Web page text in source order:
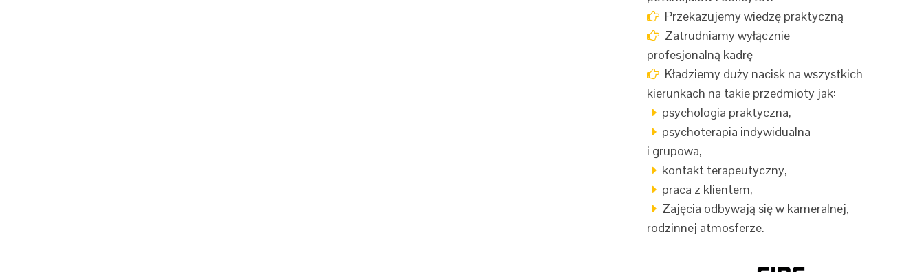
Przekazujemy wiedzę praktyczną
Zatrudniamy wyłącznie
profesjonalną kadrę
Kładziemy duży nacisk na wszystkich
kierunkach na takie przedmioty jak:
psychologia praktyczna,
psychoterapia indywidualna
i grupowa,
kontakt terapeutyczny,
praca z klientem,
Zajęcia odbywają się w kameralnej,
rodzinnej atmosferze.